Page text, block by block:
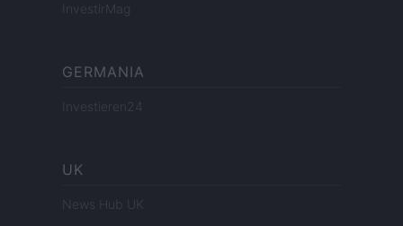
InvestirMag
GERMANIA
Investieren24
UK
News Hub UK